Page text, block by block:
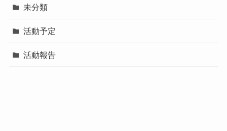
未分類
活動予定
活動報告